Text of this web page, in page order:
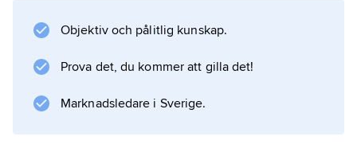
Information om artikeln
Objektiv och pålitlig kunskap.
Prova det, du kommer att gilla det!
Marknadsledare i Sverige.